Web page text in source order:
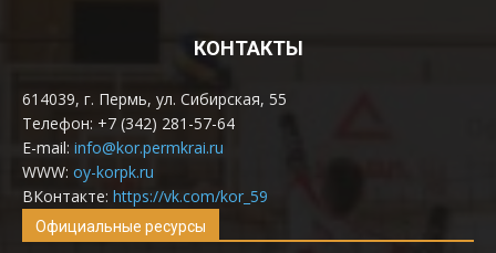
КОНТАКТЫ
614039, г. Пермь, ул. Сибирская, 55
Телефон: +7 (342) 281-57-64
E-mail: info@kor.permkrai.ru
WWW: oy-korpk.ru
ВКонтакте: https://vk.com/kor_59
Официальные ресурсы